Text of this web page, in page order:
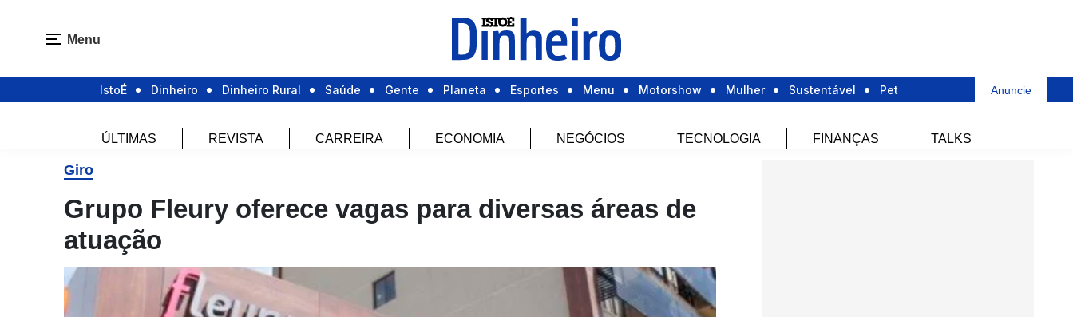
Menu
IstoÉ Dinheiro Dinheiro Rural Saúde Gente Planeta Esportes Menu Motorshow Mulher Sustentável Pet Anuncie
ÚLTIMAS REVISTA CARREIRA ECONOMIA NEGÓCIOS TECNOLOGIA FINANÇAS TALKS
Giro
Grupo Fleury oferece vagas para diversas áreas de
atuação